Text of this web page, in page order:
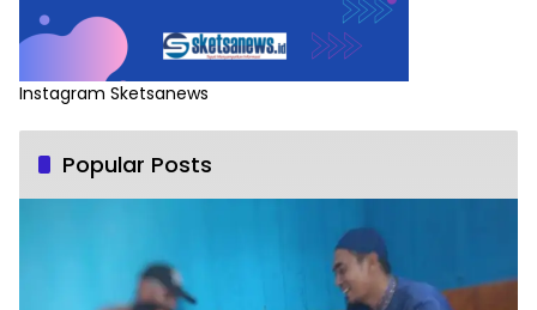
Instagram Sketsanews
Popular Posts